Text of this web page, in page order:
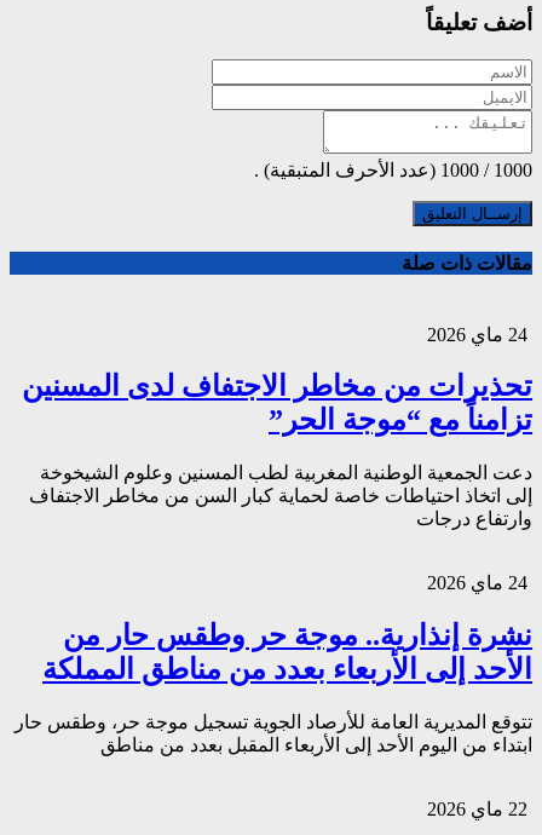
أضف تعليقاً
1000
/
1000 (عدد الأحرف المتبقية) .
مقالات ذات صلة
تحذيرات من مخاطر الاجتفاف لدى المسنين
تزامناً مع “موجة الحر”
دعت الجمعية الوطنية المغربية لطب المسنين وعلوم الشيخوخة
إلى اتخاذ احتياطات خاصة لحماية كبار السن من مخاطر الاجتفاف
وارتفاع درجات
نشرة إنذارية.. موجة حر وطقس حار من
الأحد إلى الأربعاء بعدد من مناطق المملكة
تتوقع المديرية العامة للأرصاد الجوية تسجيل موجة حر، وطقس حار
ابتداء من اليوم الأحد إلى الأربعاء المقبل بعدد من مناطق